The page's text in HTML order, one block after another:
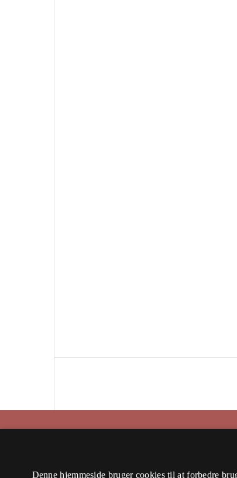
ISSN 2597-0666 (Online)
Denne hjemmeside bruger cookies til at forbedre